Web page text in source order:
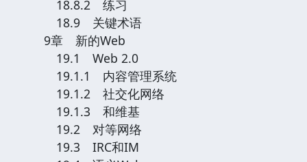
18.8.2 练习
18.9 关键术语
9章 新的Web
19.1 Web 2.0
19.1.1 内容管理系统
19.1.2 社交化网络
19.1.3 和维基
19.2 对等网络
19.3 IRC和IM